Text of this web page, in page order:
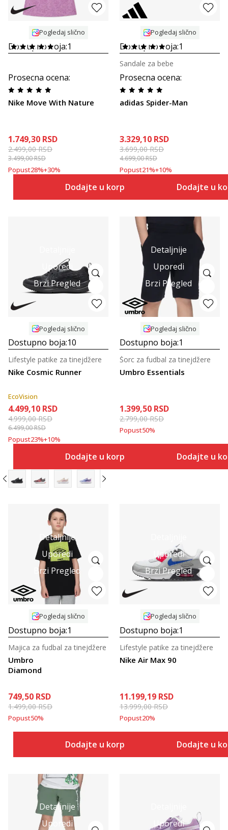
Pogledaj slično
Dostupno boja:1
Prosecna ocena:
Nike Move With Nature
1.749,30 RSD
2.499,00RSD
3.499,00RSD
Popust28%+30%
Dodajte u korpu
Pogledaj slično
Dostupno boja:1
Prosecna ocena:
adidas Spider-Man
Sandale za bebe
3.329,10 RSD
3.699,00RSD
4.699,00RSD
Popust21%+10%
Dodajte u
Uporedi
Brzi Pregled
Pogledaj slično
Dostupno boja:10
Nike Cosmic Runner
Lifestyle patike za tinejdžere
EcoVision
4.499,10 RSD
4.999,00RSD
6.499,00RSD
Popust23%+10%
Dodajte u korpu
Detaljnije
Uporedi
Brzi Pregled
Pogledaj slično
Dostupno boja:1
Umbro Essentials
Šorc za fudbal za tinejdžere
1.399,50 RSD
2.799,00RSD
Popust50%
Dodajte u
Detaljnije
Uporedi
Brzi Pregled
Pogledaj slično
Dostupno boja:1
Umbro
Diamond
Majica za fudbal za tinejdžere
749,50 RSD
1.499,00RSD
Popust50%
Dodajte u korpu
Uporedi
Brzi Pregled
Pogledaj slično
Dostupno boja:1
Nike Air Max 90
Lifestyle patike za tinejdžere
11.199,19 RSD
13.999,00RSD
Popust20%
Dodajte u
Detaljnije
Uporedi
Uporedi